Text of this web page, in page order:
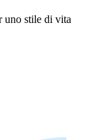
uno stile di vita